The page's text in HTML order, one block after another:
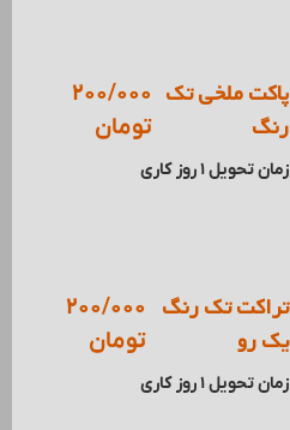
پاکت ملخی تک
رنگ
200/000
تومان
زمان تحویل 1 روز کاری
تراکت تک رنگ
یک رو
200/000
تومان
زمان تحویل 1 روز کاری